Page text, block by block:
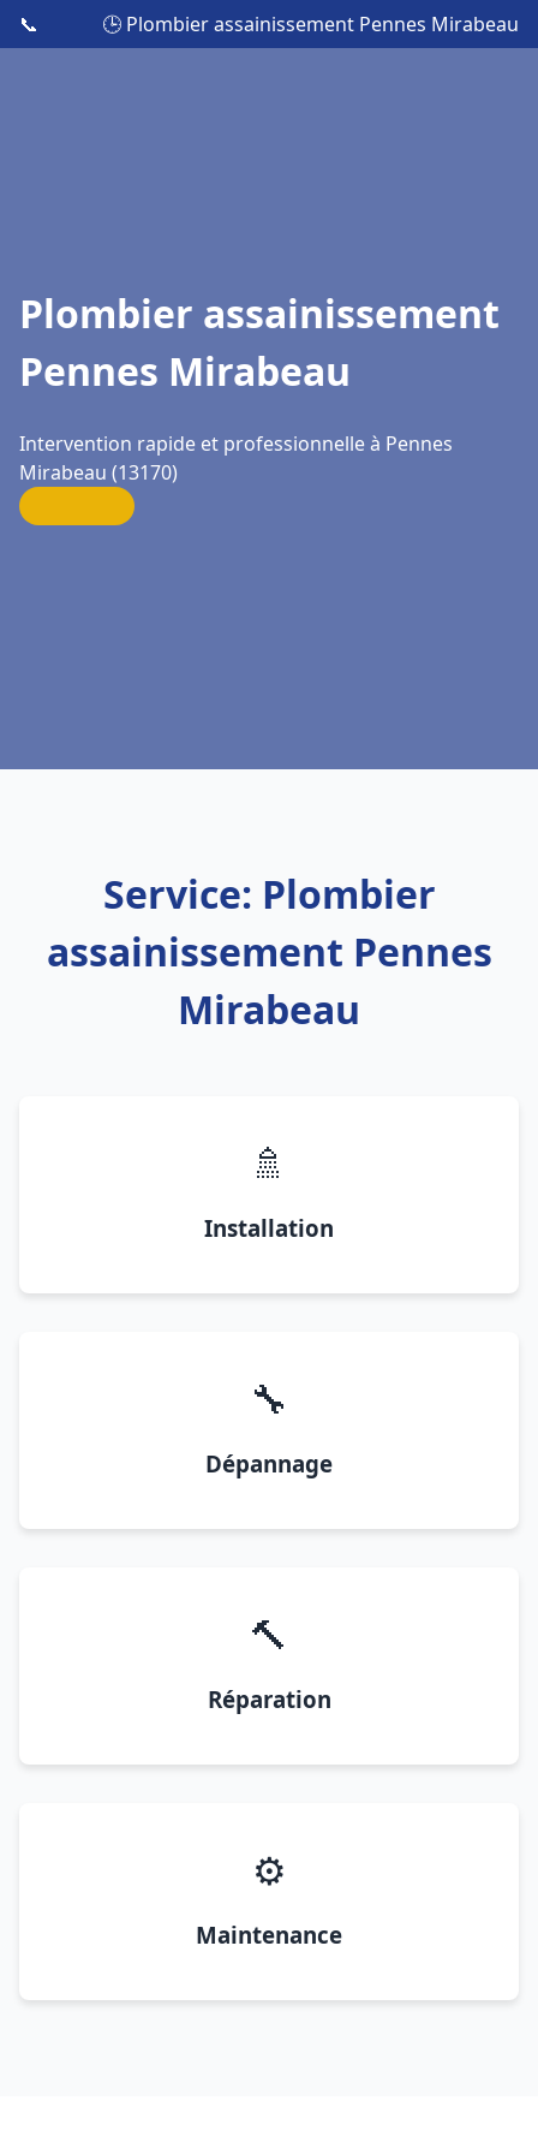
📞 🕒 Plombier assainissement Pennes Mirabeau
Plombier assainissement
Pennes Mirabeau
Intervention rapide et professionnelle à Pennes
Mirabeau (13170)
Service: Plombier
assainissement Pennes
Mirabeau
🚿
Installation
🔧
Dépannage
🔨
Réparation
⚙️
Maintenance